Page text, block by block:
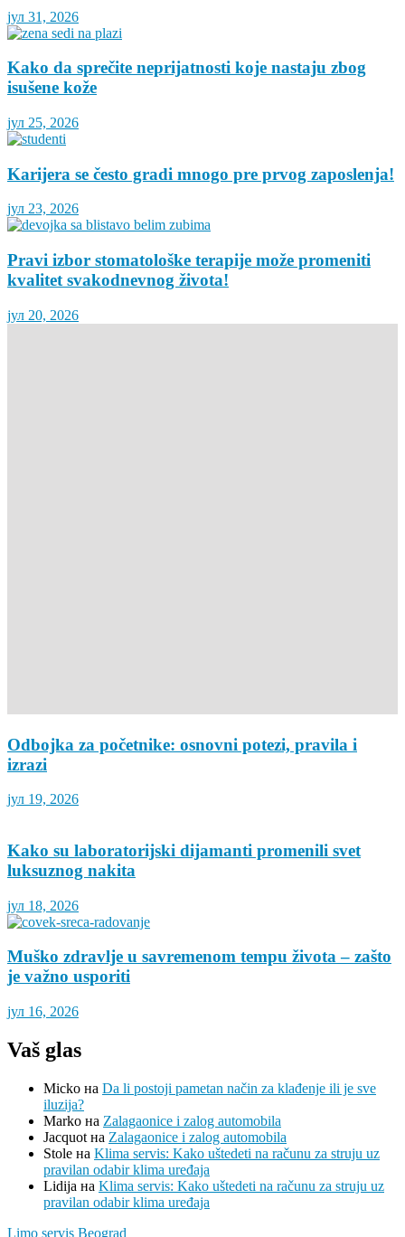
јул 31, 2026
Kako da sprečite neprijatnosti koje nastaju zbog
isušene kože
јул 25, 2026
Karijera se često gradi mnogo pre prvog zaposlenja!
јул 23, 2026
Pravi izbor stomatološke terapije može promeniti
kvalitet svakodnevnog života!
јул 20, 2026
Odbojka za početnike: osnovni potezi, pravila i
izrazi
јул 19, 2026
Kako su laboratorijski dijamanti promenili svet
luksuznog nakita
јул 18, 2026
Muško zdravlje u savremenom tempu života – zašto
je važno usporiti
јул 16, 2026
Vaš glas
Micko на Da li postoji pametan način za klađenje ili je sve
iluzija?
Marko на Zalagaonice i zalog automobila
Jacquot на Zalagaonice i zalog automobila
Stole на Klima servis: Kako uštedeti na računu za struju uz
pravilan odabir klima uređaja
Lidija на Klima servis: Kako uštedeti na računu za struju uz
pravilan odabir klima uređaja
Limo servis Beograd